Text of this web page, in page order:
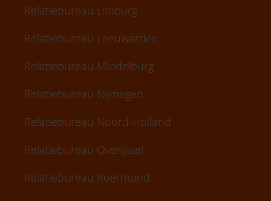
Relatiebureau Limburg
Relatiebureau Leeuwarden
Relatiebureau Middelburg
Relatiebureau Nijmegen
Relatiebureau Noord-Holland
Relatiebureau Overijssel
Relatiebureau Roermond